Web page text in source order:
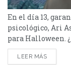
En el día 13,
psicológico, Ari
para Halloween.
Prime Video.
Follows o
LEER MÁS